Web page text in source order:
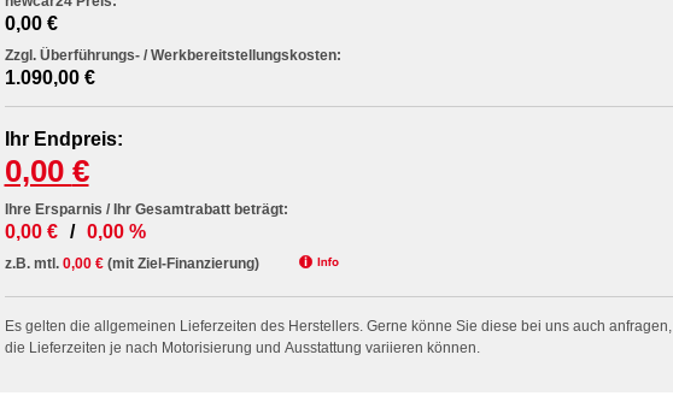
0,00 €
Zzgl. Überführungs- / Werkbereitstellungskosten:
1.090,00 €
Ihr Endpreis:
0,00 €
Ihre Ersparnis / Ihr Gesamtrabatt beträgt:
0,00 € / 0,00 %
z.B. mtl. 0,00 € (mit Ziel-Finanzierung)
Es gelten die allgemeinen Lieferzeiten des Herstellers. Gerne könne Sie diese bei uns auch anfragen, da
die Lieferzeiten je nach Motorisierung und Ausstattung variieren können.